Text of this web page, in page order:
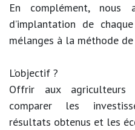
En complément, nous
d’implantation de
mélanges à la méthode de
L’objectif ?
Offrir aux
comparer les
résultats obtenus et les